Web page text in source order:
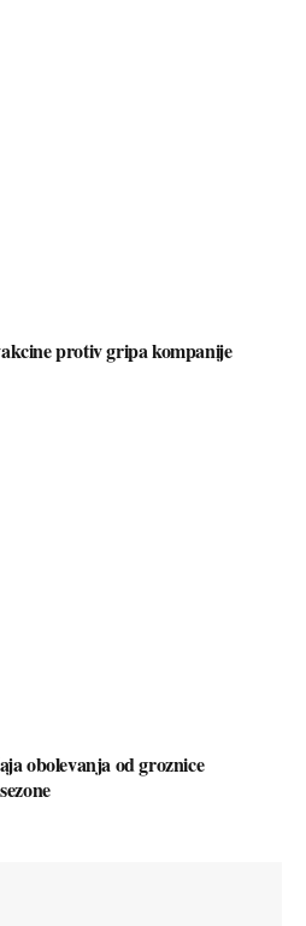
protiv gripa kompanije
obolevanja od groznice